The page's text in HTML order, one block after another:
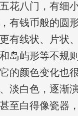
花八门，有细
有钱币般的圆
有线状、片状、
岛屿形等不规
的颜色变化也
淡白色，逐渐
至白得像瓷器